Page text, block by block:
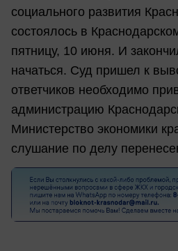
социального развития
состоялось в
пятницу, 10 июня. И
начаться. Суд пришел к
ответчиков необходимо
администрацию
Министерство экономики
слушание по делу